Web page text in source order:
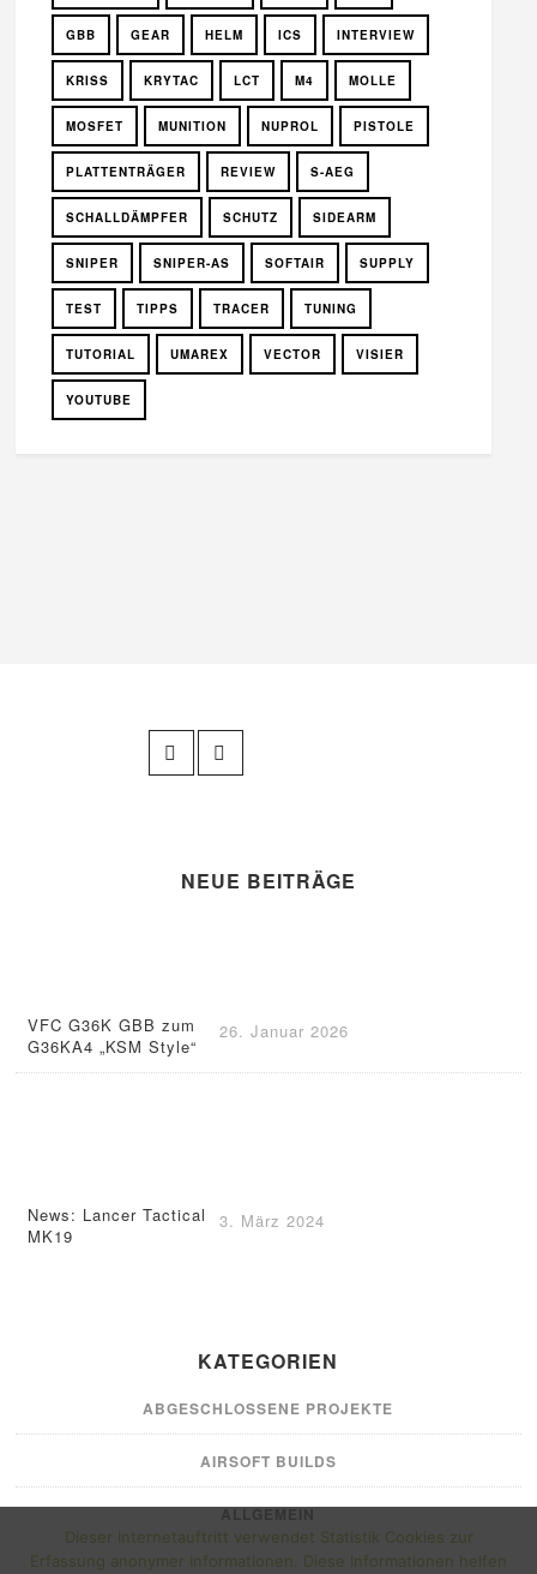
GBB GEAR HELM ICS INTERVIEW
KRISS KRYTAC LCT M4 MOLLE
MOSFET MUNITION NUPROL PISTOLE
PLATTENTRÄGER REVIEW S-AEG
SCHALLDÄMPFER SCHUTZ SIDEARM
SNIPER SNIPER-AS SOFTAIR SUPPLY
TEST TIPPS TRACER TUNING
TUTORIAL UMAREX VECTOR VISIER
YOUTUBE
NEUE BEITRÄGE
VFC G36K GBB zum
G36KA4 „KSM Style“
26. Januar 2026
News: Lancer Tactical
MK19
3. März 2024
KATEGORIEN
ABGESCHLOSSENE PROJEKTE
AIRSOFT BUILDS
ALLGEMEIN
Dieser Internetauftritt verwendet Statistik Cookies zur
Erfassung anonymer Informationen. Diese Informationen helfen